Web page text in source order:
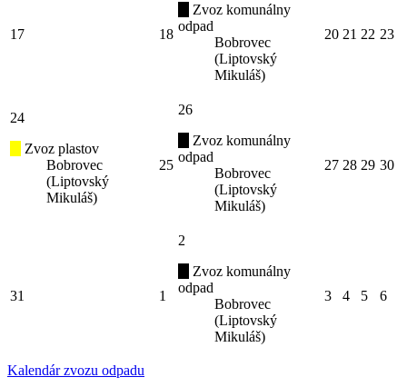
17 18
Zvoz komunálny
odpad
Bobrovec
(Liptovský
Mikuláš)
20 21 22 23
24
Zvoz plastov
Bobrovec
(Liptovský
Mikuláš)
25
26
Zvoz komunálny
odpad
Bobrovec
(Liptovský
Mikuláš)
27 28 29 30
31 1
2
Zvoz komunálny
odpad
Bobrovec
(Liptovský
Mikuláš)
3 4 5 6
Kalendár zvozu odpadu